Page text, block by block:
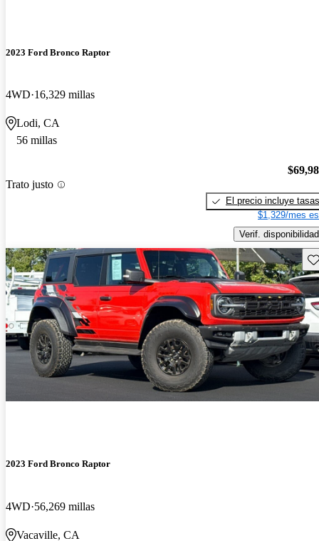
2023 Ford Bronco Raptor
4WD 16,329 millas
Lodi, CA
56 millas
Trato justo
El precio incluye tasas
$1,329/mes
Verif. disponibilidad
2023 Ford Bronco Raptor
4WD 56,269 millas
Vacaville, CA